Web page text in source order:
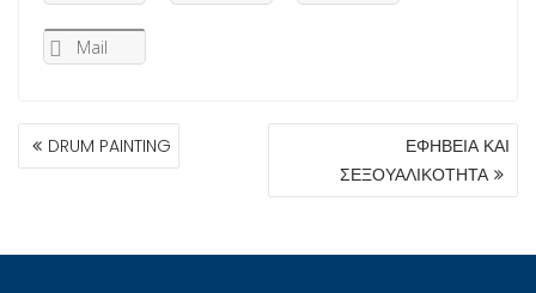
Mail
ΠΛΟΉΓΗΣΗ
ΆΡΘΡΩΝ
DRUM PAINTING
ΕΦΗΒΕΙΑ ΚΑΙ
ΣΕΞΟΥΑΛΙΚΟΤΗΤΑ